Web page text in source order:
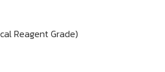
Reagent Grade)